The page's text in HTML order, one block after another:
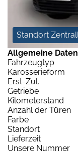
Standort
Allgemeine
Fahrzeugtyp
Karosserieform
Erst-Zul.
Getriebe
Kilometerstand
Anzahl der Türen
Farbe
Standort
Lieferzeit
Unsere Nummer